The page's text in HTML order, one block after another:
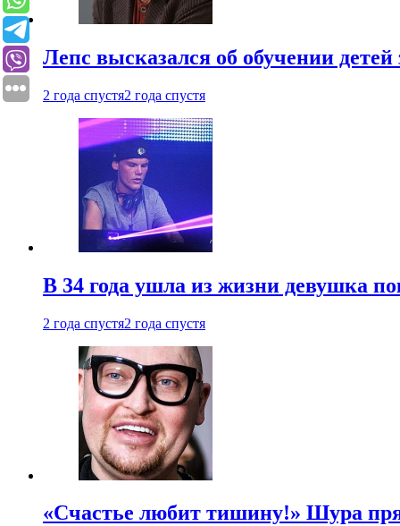
Лепс высказался об обучении детей
2 года спустя2 года спустя
В 34 года ушла из жизни девушка
2 года спустя2 года спустя
«Счастье любит тишину!» Шура